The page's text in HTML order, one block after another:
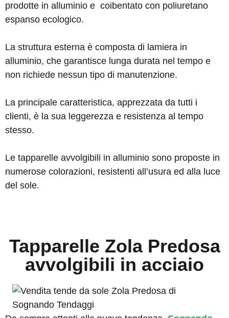
prodotte in alluminio e coibentato con poliuretano
espanso ecologico.
La struttura esterna è composta di lamiera in
alluminio, che garantisce lunga durata nel tempo e
non richiede nessun tipo di manutenzione.
La principale caratteristica, apprezzata da tutti i
clienti, è la sua leggerezza e resistenza al tempo
stesso.
Le tapparelle avvolgibili in alluminio sono proposte in
numerose colorazioni, resistenti all’usura ed alla luce
del sole.
Tapparelle Zola Predosa
avvolgibili in acciaio